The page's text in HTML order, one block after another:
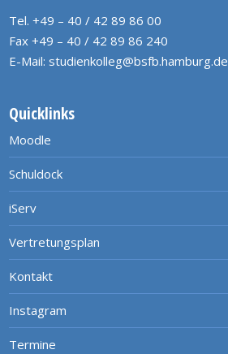
Tel. +49 – 40 / 42 89 86 00
Fax +49 – 40 / 42 89 86 240
E-Mail: studienkolleg@bsfb.hamburg.de
Quicklinks
Moodle
Schuldock
iServ
Vertretungsplan
Kontakt
Instagram
Termine